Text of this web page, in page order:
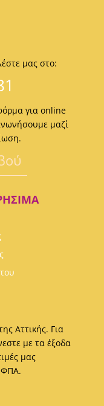
μας στο:
για online
μαζί
Αττικής. Για
με τα έξοδα
μας
ΦΠΑ.